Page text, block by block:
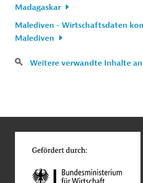
Madagaskar
Malediven - Wirtschaftsdaten
Malediven
Weitere verwandte Inhalte